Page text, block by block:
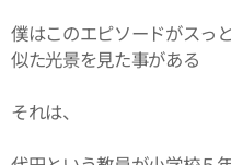
僕はこのエピソードがスっ
似た光景を見た事がある
それは、